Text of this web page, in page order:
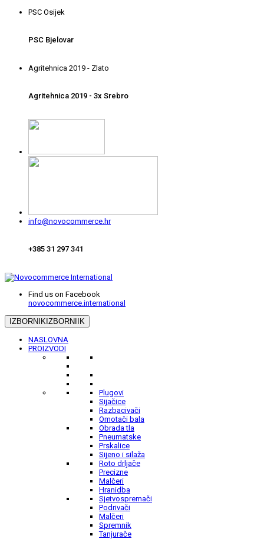
PSC Osijek
PSC Bjelovar
Agritehnica 2019 - Zlato
Agritehnica 2019 - 3x Srebro
info@novocommerce.hr
+385 31 297 341
Find us on Facebook
novocommerce.international
IZBORNIKIZBORNIIK
NASLOVNA
PROIZVODI
Plugovi
Sijačice
Razbacivači
Omotači bala
Obrada tla
Pneumatske
Prskalice
Sijeno i silaža
Roto drljače
Precizne
Malčeri
Hranidba
Sjetvospremači
Podrivači
Malčeri
Spremnik
Tanjurače